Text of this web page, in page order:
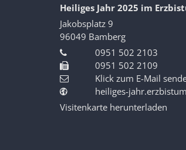
Heiliges Jahr 2025 im
Jakobsplatz 9
96049 Bamberg
0951 502 2103
0951 502 2109
Klick zum E-Mail
heiliges-
Visitenkarte herunterladen